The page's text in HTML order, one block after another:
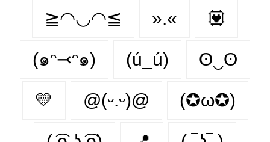
≧◠◡◠≦ ».« 💟
(๑ᵔ⤙ᵔ๑) (ú_ú) ʘ‿ʘ
💛 @(ᵕ.ᵕ)@ (✪ω✪)